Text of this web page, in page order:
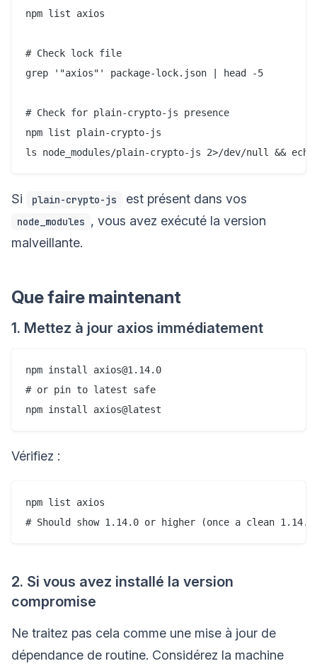
npm list axios
# Check lock file
grep '"axios"' package-lock.json | head -5
# Check for plain-crypto-js presence
npm list plain-crypto-js
Si plain-crypto-js est présent dans vos
node_modules , vous avez exécuté la version
malveillante.
Que faire maintenant
1. Mettez à jour axios immédiatement
npm install axios@1.14.0
# or pin to latest safe
Vérifiez :
npm list axios
2. Si vous avez installé la version
compromise
Ne traitez pas cela comme une mise à jour de
dépendance de routine. Considérez la machine